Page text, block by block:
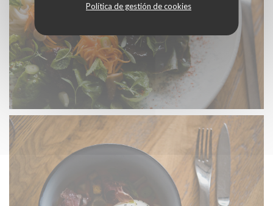
Política de gestión de cookies